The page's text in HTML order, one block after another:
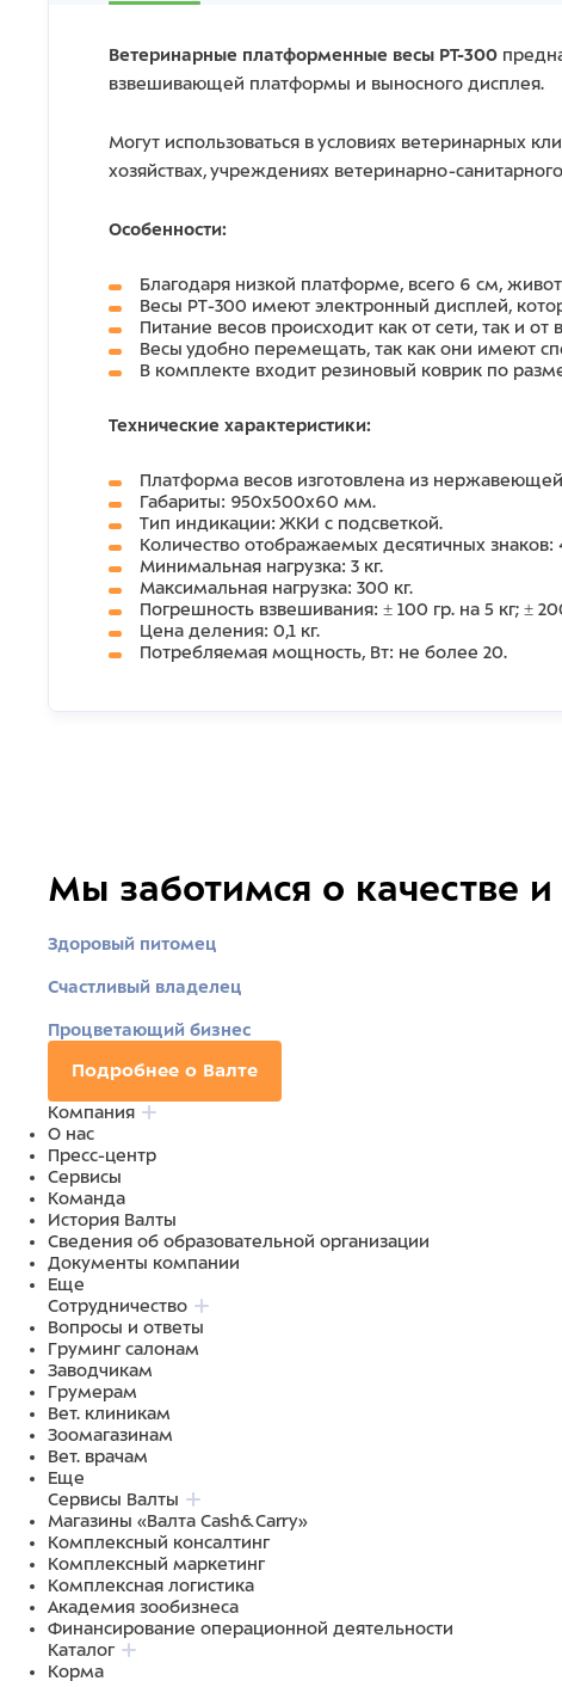
Ветеринарные платформенные весы PT-300
взвешивающей платформы и выносного дисплея.
Могут использоваться в условиях ветеринарных
хозяйствах, учреждениях ветеринарно-
Особенности:
Благодаря низкой платформе, всего 6 см,
Весы PT-300 имеют электронный дисплей,
Питание весов происходит как от сети, так и от
Весы удобно перемещать, так как они имеют
В комплекте входит резиновый коврик по
Технические характеристики:
Платформа весов изготовлена из
Габариты: 950х500х60 мм.
Тип индикации: ЖКИ с подсветкой.
Количество отображаемых десятичных знаков:
Минимальная нагрузка: 3 кг.
Максимальная нагрузка: 300 кг.
Погрешность взвешивания: ± 100 гр. на 5 кг; ±
Цена деления: 0,1 кг.
Потребляемая мощность, Вт: не более 20.
Мы заботимся о качестве и
Здоровый питомец
Счастливый владелец
Процветающий бизнес
Подробнее о Валте
Компания
О нас
Пресс-центр
Сервисы
Команда
История Валты
Сведения об образовательной организации
Документы компании
Еще
Сотрудничество
Вопросы и ответы
Груминг салонам
Заводчикам
Грумерам
Вет. клиникам
Зоомагазинам
Вет. врачам
Еще
Сервисы Валты
Магазины «Валта Cash&Carry»
Комплексный консалтинг
Комплексный маркетинг
Комплексная логистика
Академия зообизнеса
Финансирование операционной деятельности
Каталог
Корма